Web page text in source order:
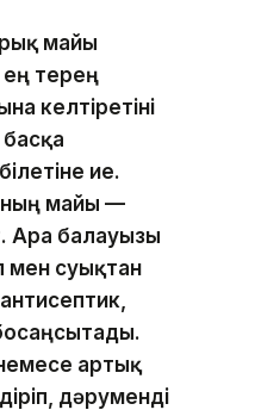
майы
ең терең
келтіретіні
ие.
майы —
Ара балауызы
мен суықтан
артық
дәруменді